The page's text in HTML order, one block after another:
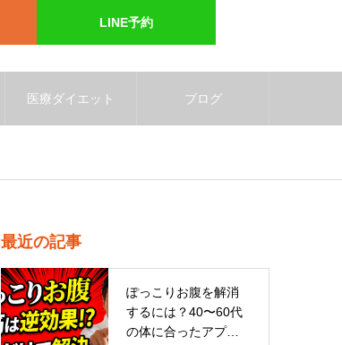
LINE予約
医療ダイエット ブログ
最近の記事
ぽっこりお腹を解消
するには？40〜60代
の体に合ったアプロ